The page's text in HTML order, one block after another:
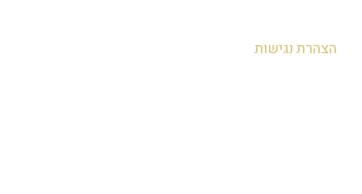
הצהרת נגישות